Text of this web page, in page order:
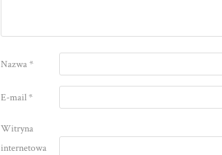
Nazwa*
E-mail*
Witryna
internetowa